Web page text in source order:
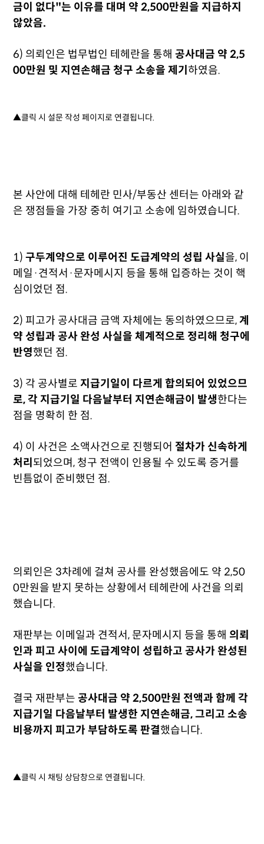
금이 없다"는 이유를 대며 약 2,500만원을 지급하지
않았음.
6) 의뢰인은 법무법인 테헤란을 통해공사대금 약 2,5
00만원 및 지연손해금 청구 소송을 제기하였음.
▲클릭 시 설문 작성 페이지로 연결됩니다.
본 사안에 대해 테헤란 민사/부동산 센터는 아래와 같
은 쟁점들을 가장 중히 여기고 소송에 임하였습니다.
1)구두계약으로 이루어진 도급계약의 성립 사실을, 이
메일·견적서·문자메시지 등을 통해 입증하는 것이 핵
심이었던 점.
2) 피고가 공사대금 금액 자체에는 동의하였으므로,계
약 성립과 공사 완성 사실을 체계적으로 정리해 청구에
반영했던 점.
3) 각 공사별로지급기일이 다르게 합의되어 있었으므
로, 각 지급기일 다음날부터 지연손해금이 발생한다는
점을 명확히 한 점.
4) 이 사건은 소액사건으로 진행되어 절차가 신속하게
처리 되었으며, 청구 전액이 인용될 수 있도록 증거를
빈틈없이 준비했던 점.
의뢰인은 3차례에 걸쳐 공사를 완성했음에도 약 2,50
0만원을 받지 못하는 상황에서 테헤란에 사건을 의뢰
했습니다.
재판부는 이메일과 견적서, 문자메시지 등을 통해 의뢰
인과 피고 사이에 도급계약이 성립하고 공사가 완성된
사실을 인정했습니다.
결국 재판부는공사대금 약 2,500만원 전액과 함께 각
지급기일 다음날부터 발생한 지연손해금, 그리고 소송
비용까지 피고가 부담하도록 판결했습니다.
▲클릭 시 채팅 상담창으로 연결됩니다.